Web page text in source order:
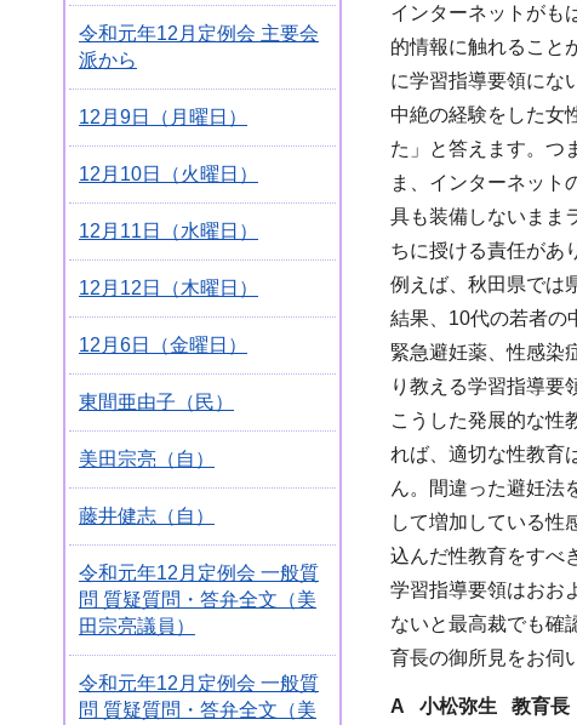
令和元年12月定例会 主要会
派から
12月9日（月曜日）
12月10日（火曜日）
12月11日（水曜日）
12月12日（木曜日）
12月6日（金曜日）
東間亜由子（民）
美田宗亮（自）
藤井健志（自）
令和元年12月定例会 一般質
問 質疑質問・答弁全文（美
田宗亮議員）
令和元年12月定例会 一般質
問 質疑質問・答弁全文（美
インターネットがも
的情報に触れること
に学習指導要領にな
中絶の経験をした女
た」と答えます。つ
ま、インターネット
具も装備しないまま
ちに授ける責任があ
例えば、秋田県では
結果、10代の若者の
緊急避妊薬、性感染
り教える学習指導要
こうした発展的な性
れば、適切な性教育
ん。間違った避妊法
して増加している性
込んだ性教育をすべ
学習指導要領はおお
ないと最高裁でも確
育長の御所見をお伺
A 小松弥生 教育長